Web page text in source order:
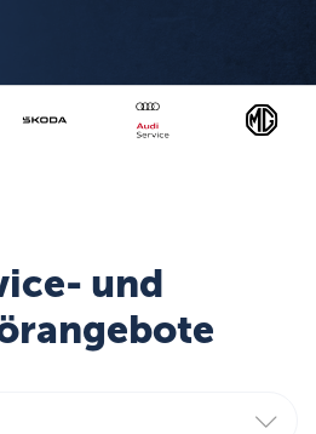
und